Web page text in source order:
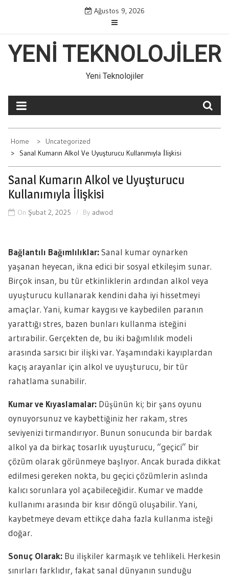
content
Ağustos 9, 2026
YENI TEKNOLOJILER
Yeni Teknolojiler
Home
Uncategorized
Sanal Kumarın Alkol Ve Uyuşturucu Kullanımıyla İlişkisi
Sanal Kumarın Alkol ve Uyuşturucu
Kullanımıyla İlişkisi
On Şubat 2, 2025 By adwod
Bağlantılı Bağımlılıklar:Sanal kumar oynarken
yaşanan heyecan, ikna edici bir sosyal etkileşim sunar.
Birçok insan, bu tür etkinliklerin ardından alkol veya
uyuşturucu kullanarak kendini daha iyi hissetmeyi
amaçlar. Yani, kumar kaygısı ve kaybedilen paranın
yarattığı stres, bazen bunları kullanma isteğini
artırabilir. Gerçekten de, bu iki bağımlılık modeli
arasında sarsıcı bir ilişki var. Yaşamındaki kayıplardan
kaçış arayanlar için alkol ve uyuşturucu, bir tür
rahatlama sunabilir.
Kumar ve Kıyaslamalar: Düşünün ki; bir şans oyunu
oynuyorsunuz ve kaybettiğiniz her rakam, stres
seviyenizi tırmandırıyor. Bunun sonucunda bir bardak
alkol ya da birkaç tosarlık uyuşturucu, “geçici” bir
çözüm olarak görünmeye başlıyor. Ancak burada dikkat
edilmesi gereken nokta, bu geçici çözümlerin aslında
kalıcı sorunlara yol açabileceğidir. Kumar ve madde
kullanımı arasında bir kısır döngü oluşabilir. Yani,
kaybetmeye devam ettikçe daha fazla kullanma isteği
doğar.
Sonuç Olarak: Bu ilişkiler karmaşık ve tehlikeli. Herkesin
sınırları farklıdır, fakat sanal dünyanın sunduğu